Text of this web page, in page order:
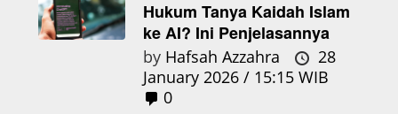
Hukum Tanya Kaidah Islam
ke AI? Ini Penjelasannya
by Hafsah Azzahra
28
January 2026 / 15:15 WIB
0